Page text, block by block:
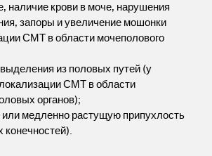
наличие крови в моче, нарушения
запоры и увеличение мошонки
СМТ в области мочеполового
из половых путей (у
СМТ в области
органов);
медленно растущую припухлость
конечностей).